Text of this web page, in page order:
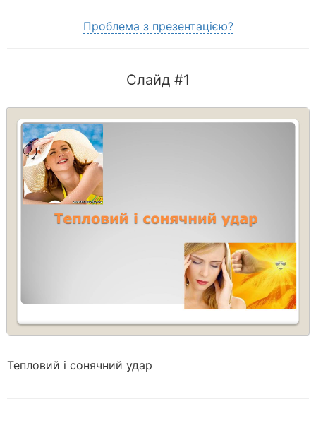
Проблема з презентацією?
Слайд #1
Тепловий і сонячний удар